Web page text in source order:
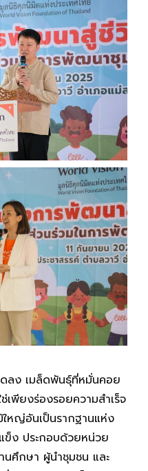
ลง เมล็ดพันธุ์ที่หมั่นคอย
เพียงร่องรอยความสำเร็จ
หญ่อันเป็นรากฐานแห่ง
ข็ง ประกอบด้วยหน่วย
นศึกษา ผู้นำชุมชน และ